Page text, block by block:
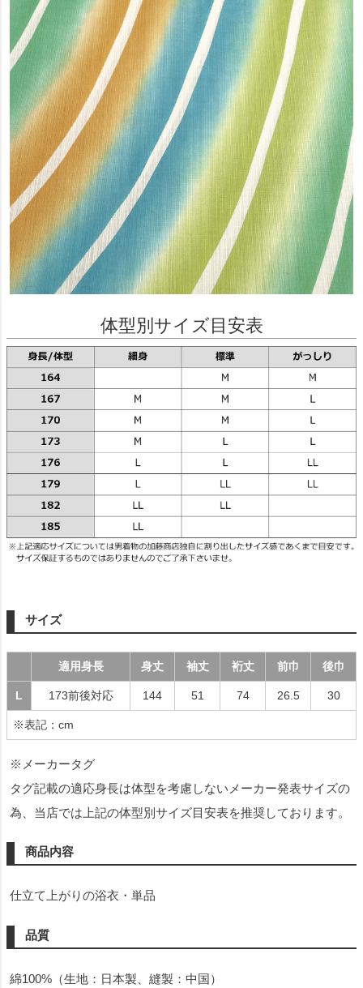
体型別サイズ目安表
サイズ
適用身長 身丈 袖丈 裄丈 前巾 後巾
L 173前後対応 144 51 74 26.5 30
※表記：cm
※メーカータグ
タグ記載の適応身長は体型を考慮しないメーカー発表サイズの
為、当店では上記の体型別サイズ目安表を推奨しております。
商品内容
仕立て上がりの浴衣・単品
品質
綿100%（生地：日本製、縫製：中国）